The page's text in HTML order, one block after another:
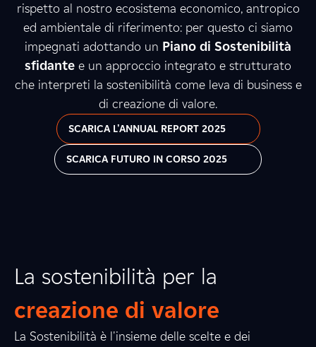
rispetto al nostro ecosistema economico, antropico
ed ambientale di riferimento: per questo ci siamo
impegnati adottando un Piano di Sostenibilità
sfidante e un approccio integrato e strutturato
che interpreti la sostenibilità come leva di business e
di creazione di valore.
SCARICA L'ANNUAL REPORT 2025
SCARICA FUTURO IN CORSO 2025
La sostenibilità per la
creazione di valore
La Sostenibilità è l'insieme delle scelte e dei